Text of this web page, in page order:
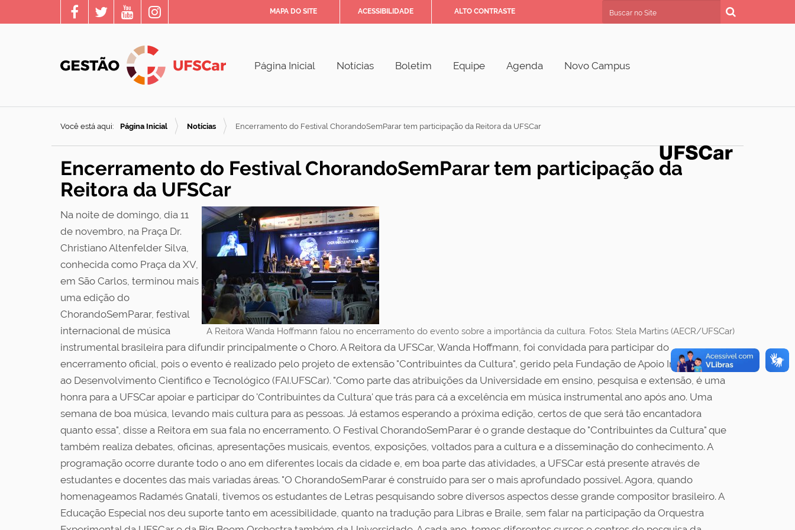
MAPA DO SITE ACESSIBILIDADE ALTO CONTRASTE Busca Avançada…
Página Inicial Notícias Boletim Equipe Agenda Novo Campus
Você está aqui: Página Inicial Notícias Encerramento do Festival ChorandoSemParar tem participação da Reitora da UFSCar
Encerramento do Festival ChorandoSemParar tem participação da
Reitora da UFSCar
A Reitora Wanda Hoffmann falou no encerramento do evento sobre a importância da cultura. Fotos: Stela Martins (AECR/UFSCar)
Na noite de domingo, dia 11
de novembro, na Praça Dr.
Christiano Altenfelder Silva,
conhecida como Praça da XV,
em São Carlos, terminou mais
uma edição do
ChorandoSemParar, festival
internacional de música
instrumental brasileira para difundir principalmente o Choro. A Reitora da UFSCar, Wanda Hoffmann, foi convidada para participar do
encerramento oficial, pois o evento é realizado pelo projeto de extensão "Contribuintes da Cultura", gerido pela Fundação de Apoio Institucional
ao Desenvolvimento Científico e Tecnológico (FAI.UFSCar). "Como parte das atribuições da Universidade em ensino, pesquisa e extensão, é uma
honra para a UFSCar apoiar e participar do 'Contribuintes da Cultura' que trás para cá a excelência em música instrumental ano após ano. Uma
semana de boa música, levando mais cultura para as pessoas. Já estamos esperando a próxima edição, certos de que será tão encantadora
quanto essa", disse a Reitora em sua fala no encerramento. O Festival ChorandoSemParar é o grande destaque do "Contribuintes da Cultura" que
também realiza debates, oficinas, apresentações musicais, eventos, exposições, voltados para a cultura e a disseminação do conhecimento. A
programação ocorre durante todo o ano em diferentes locais da cidade e, em boa parte das atividades, a UFSCar está presente através de
estudantes e docentes das mais variadas áreas. "O ChorandoSemParar é construído para ser o mais aprofundado possível. Agora, quando
homenageamos Radamés Gnatali, tivemos os estudantes de Letras pesquisando sobre diversos aspectos desse grande compositor brasileiro. A
Educação Especial nos deu suporte tanto em acessibilidade, quanto na tradução para Libras e Braile, sem falar na participação da Orquestra